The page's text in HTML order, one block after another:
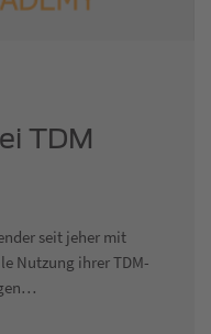
TDM
seit jeher mit
Nutzung ihrer TDM-